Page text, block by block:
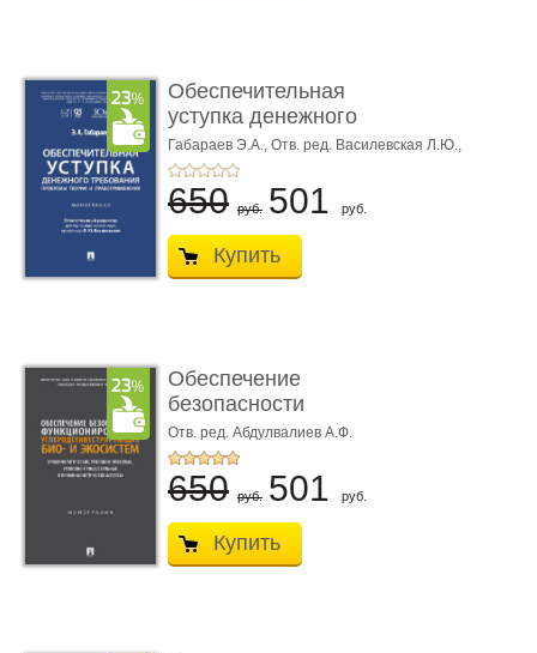
Обеспечительная
уступка денежного
требования ...
Габараев Э.А., Отв. ред. Василевская Л.Ю.,
вступ. сл. Каретина М.Г.
650 руб. 501 руб.
Купить
Обеспечение
безопасности
функционирования уг
...
Отв. ред. Абдулвалиев А.Ф.
650 руб. 501 руб.
Купить